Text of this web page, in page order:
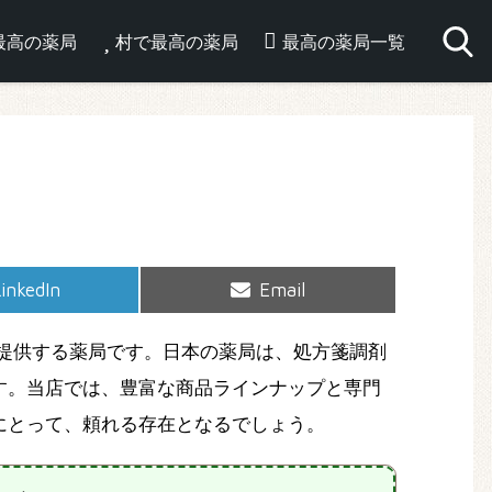
高の薬局 村で最高の薬局 最高の薬局一覧
Share
Email
する薬局です。日本の薬局は、処方箋調剤
当店では、豊富な商品ラインナップと専門
って、頼れる存在となるでしょう。